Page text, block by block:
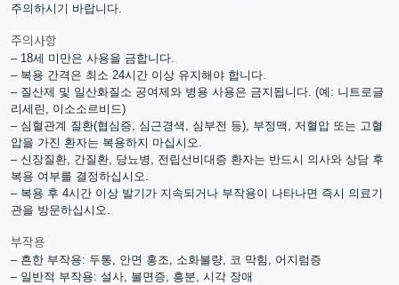
주의하시기 바랍니다.
주의사항
– 18세 미만은 사용을 금합니다.
– 복용 간격은 최소 24시간 이상 유지해야 합니다.
– 질산제 및 일산화질소 공여제와 병용 사용은 금지됩니다. (예: 니트로글
리세린, 이소소르비드)
– 심혈관계 질환(협심증, 심근경색, 심부전 등), 부정맥, 저혈압 또는 고혈
압을 가진 환자는 복용하지 마십시오.
– 신장질환, 간질환, 당뇨병, 전립선비대증 환자는 반드시 의사와 상담 후
복용 여부를 결정하십시오.
– 복용 후 4시간 이상 발기가 지속되거나 부작용이 나타나면 즉시 의료기
관을 방문하십시오.
부작용
– 흔한 부작용: 두통, 안면 홍조, 소화불량, 코 막힘, 어지럼증
– 일반적 부작용: 설사, 불면증, 흥분, 시각 장애